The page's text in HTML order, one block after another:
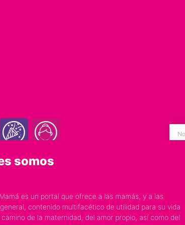
somos
es un portal que ofrece a las mamás, y a las
contenido multifacético de utilidad para su vida
de la maternidad, del amor propio, así como del